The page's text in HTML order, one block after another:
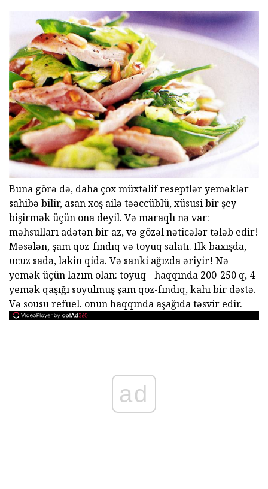
Buna görə də, daha çox müxtəlif reseptlər yeməklər
sahibə bilir, asan xoş ailə təəccüblü, xüsusi bir şey
bişirmək üçün ona deyil. Və maraqlı nə var:
məhsulları adətən bir az, və gözəl nəticələr tələb edir!
Məsələn, şam qoz-fındıq və toyuq salatı. Ilk baxışda,
ucuz sadə, lakin qida. Və sanki ağızda əriyir! Nə
yemək üçün lazım olan: toyuq - haqqında 200-250 q, 4
yemək qaşığı soyulmuş şam qoz-fındıq, kahı bir dəstə.
Və sousu refuel. onun haqqında aşağıda təsvir edir.
ad